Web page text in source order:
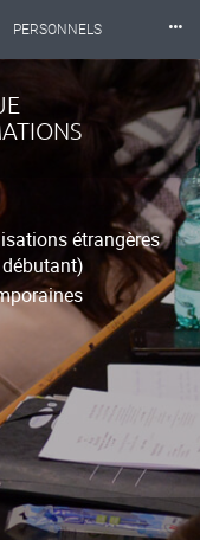
PERSONNELS
BIBLIOTHÈQUES
⸱⸱⸱
étrangères